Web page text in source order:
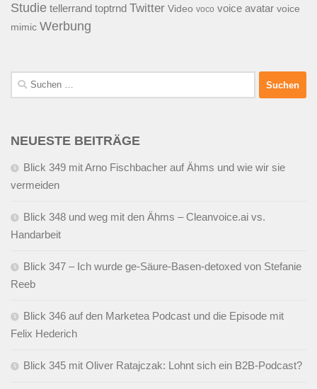
Studie tellerrand toptrnd Twitter Video voco voice avatar voice
mimic Werbung
Suchen
nach:
NEUESTE BEITRÄGE
Blick 349 mit Arno Fischbacher auf Ähms und wie wir sie
vermeiden
Blick 348 und weg mit den Ähms – Cleanvoice.ai vs.
Handarbeit
Blick 347 – Ich wurde ge-Säure-Basen-detoxed von Stefanie
Reeb
Blick 346 auf den Marketea Podcast und die Episode mit
Felix Hederich
Blick 345 mit Oliver Ratajczak: Lohnt sich ein B2B-Podcast?